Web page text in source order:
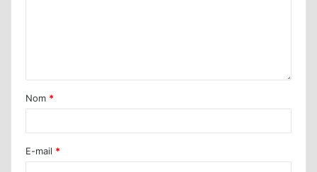
Nom *
E-mail *